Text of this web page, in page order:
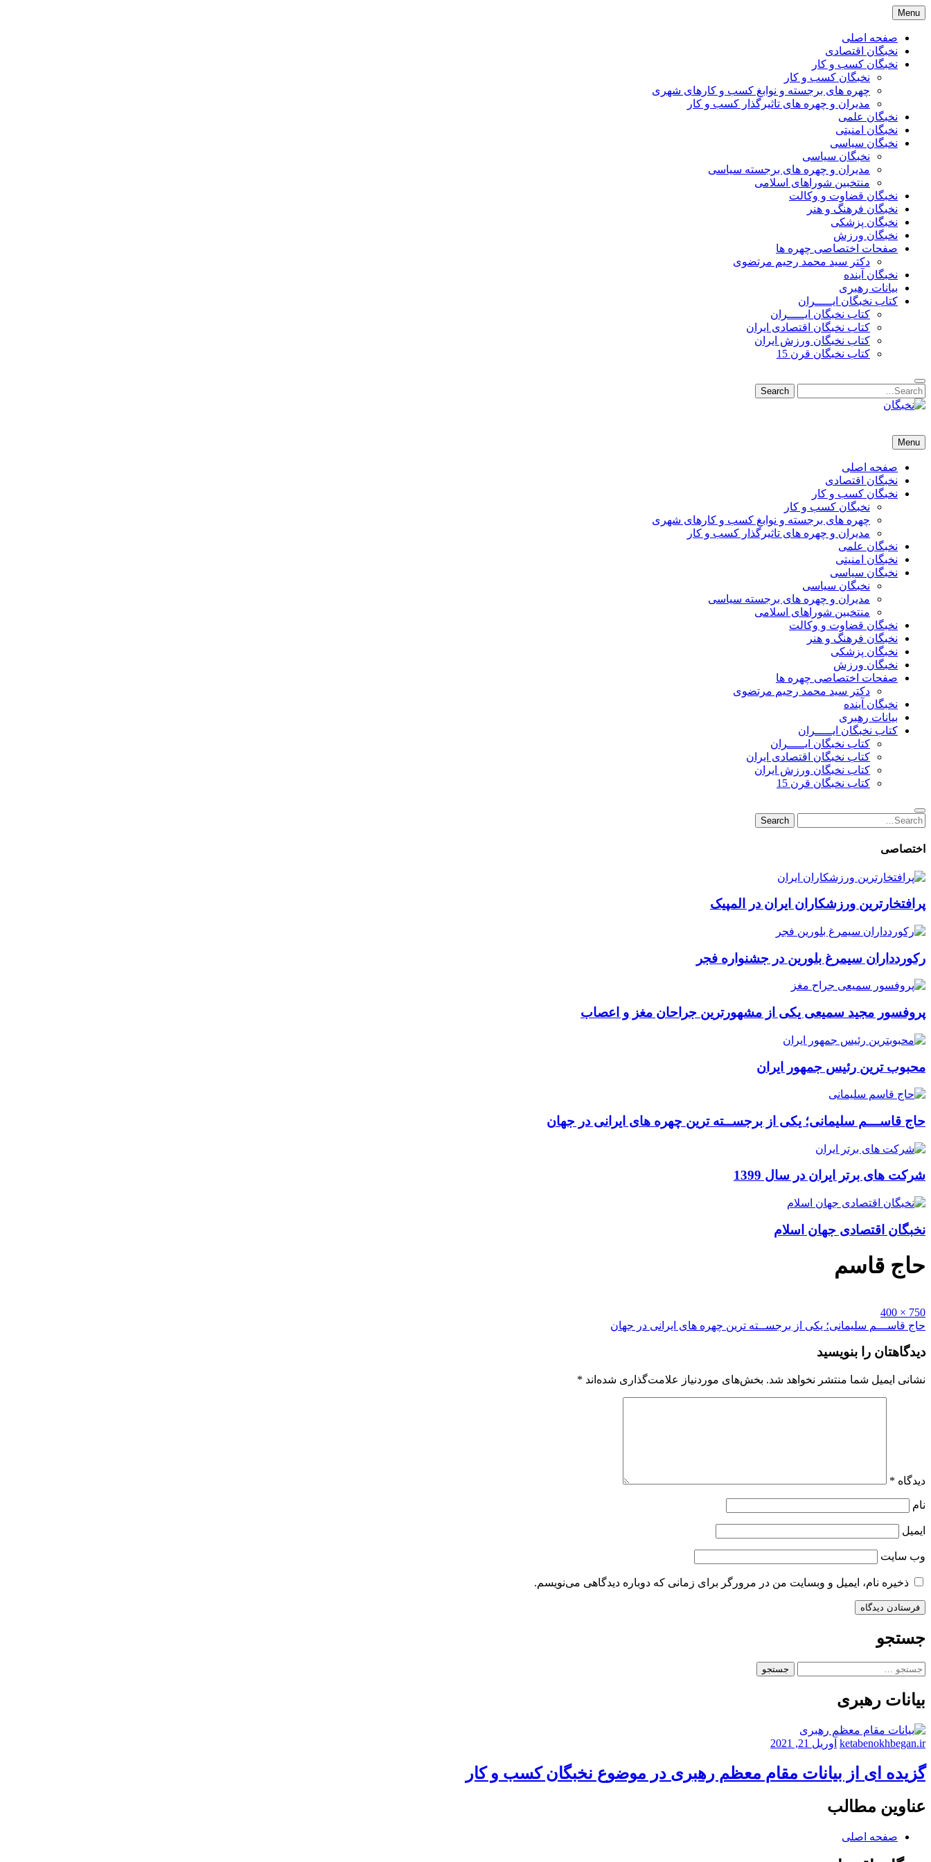
Skip
to
content
Menu
صفحه اصلی
نخبگان اقتصادی
نخبگان کسب و کار
نخبگان کسب و کار
چهره های برجسته و نوابغ کسب و کارهای شهری
مدیران و چهره های تاثیرگذار کسب و کار
نخبگان علمی
نخبگان امنیتی
نخبگان سیاسی
نخبگان سیاسی
مدیران و چهره های برجسته سیاسی
منتخبین شوراهای اسلامی
نخبگان قضاوت و وکالت
نخبگان فرهنگ و هنر
نخبگان پزشکی
نخبگان ورزش
صفحات اختصاصی چهره ها
دکتر سید محمد رحیم مرتضوی
نخبگان آینده
بیانات رهبری
کتاب نخبگان ایـــــران
کتاب نخبگان ایـــــران
کتاب نخبگان اقتصادی ایران
کتاب نخبگان ورزش ایران
کتاب نخبگان قرن 15
Search
for:
Search
نخبگان تایمز/ کتاب نخبگان + پورتال رسمی کتاب نخبگان ایران – کتاب نخبگان اقتصادی ایران – کتاب نخبگان قرن 15 – کتاب نخبگان ورزش ایران – کتاب نخبگان کسب و کار ایران – کتاب نخبگان ایران
Menu
صفحه اصلی
نخبگان اقتصادی
نخبگان کسب و کار
نخبگان کسب و کار
چهره های برجسته و نوابغ کسب و کارهای شهری
مدیران و چهره های تاثیرگذار کسب و کار
نخبگان علمی
نخبگان امنیتی
نخبگان سیاسی
نخبگان سیاسی
مدیران و چهره های برجسته سیاسی
منتخبین شوراهای اسلامی
نخبگان قضاوت و وکالت
نخبگان فرهنگ و هنر
نخبگان پزشکی
نخبگان ورزش
صفحات اختصاصی چهره ها
دکتر سید محمد رحیم مرتضوی
نخبگان آینده
بیانات رهبری
کتاب نخبگان ایـــــران
کتاب نخبگان ایـــــران
کتاب نخبگان اقتصادی ایران
کتاب نخبگان ورزش ایران
کتاب نخبگان قرن 15
Search
for:
Search
اختصاصی
پرافتخارترین ورزشکاران ایران در المپیک
رکوردداران سیمرغ بلورین در جشنواره فجر
پروفسور مجید سمیعی یکی از مشهورترین جراحان مغز و اعصاب
محبوب ترین رئیس جمهور ایران
حاج قاســـم سلیمانی؛ یکی از برجســته ترین چهره های ایرانی در جهان
شرکت های برتر ایران در سال 1399
نخبگان اقتصادی جهان اسلام
حاج قاسم
Full
size
750 × 400
راهبری
نوشته
حاج قاســـم سلیمانی؛ یکی از برجســته ترین چهره های ایرانی در جهان
دیدگاهتان را بنویسید
نشانی ایمیل شما منتشر نخواهد شد. بخش‌های موردنیاز علامت‌گذاری شده‌اند *
دیدگاه *
نام
ایمیل
وب‌ سایت
ذخیره نام، ایمیل و وبسایت من در مرورگر برای زمانی که دوباره دیدگاهی می‌نویسم.
جستجو
جستجو
بیانات رهبری
ketabenokhbegan.ir آوریل 21, 2021
گزیده ای از بیانات مقام معظم رهبری در موضوع نخبگان کسب و کار
عناوین مطالب
صفحه اصلی